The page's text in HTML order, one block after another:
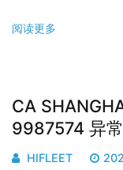
阅读更多
CA
9987574 异
HIFLEET